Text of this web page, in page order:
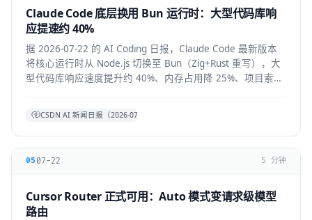
Claude Code 底层换用 Bun 运行时：大型代码库响
应提速约 40%
据 2026-07-22 的 AI Coding 日报，Claude Code 最新版本
将核心运行时从 Node.js 切换至 Bun（Zig+Rust 重写），大
型代码库响应速度提升约 40%、内存占用降 25%、项目索引
CSDN AI 新闻日报（2026-07-22）
05 07-22 5 分钟
Cursor Router 正式可用：Auto 模式变请求级模型
路由